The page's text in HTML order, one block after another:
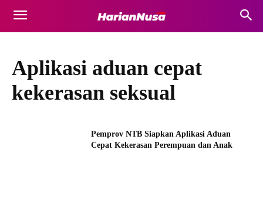
Aplikasi aduan cepat
kekerasan seksual
Pemprov NTB Siapkan Aplikasi Aduan
Cepat Kekerasan Perempuan dan Anak